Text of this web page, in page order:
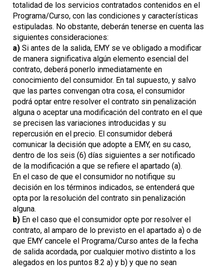
totalidad de los servicios contratados contenidos en el
Programa/Curso, con las condiciones y características
estipuladas. No obstante, deberán tenerse en cuenta las
siguientes consideraciones:
a)Si antes de la salida, EMY se ve obligado a modificar
de manera significativa algún elemento esencial del
contrato, deberá ponerlo inmediatamente en
conocimiento del consumidor. En tal supuesto, y salvo
que las partes convengan otra cosa, el consumidor
podrá optar entre resolver el contrato sin penalización
alguna o aceptar una modificación del contrato en el que
se precisen las variaciones introducidas y su
repercusión en el precio. El consumidor deberá
comunicar la decisión que adopte a EMY, en su caso,
dentro de los seis (6) días siguientes a ser notificado
de la modificación a que se refiere el apartado (a).
En el caso de que el consumidor no notifique su
decisión en los términos indicados, se entenderá que
opta por la resolución del contrato sin penalización
alguna.
b) En el caso que el consumidor opte por resolver el
contrato, al amparo de lo previsto en el apartado a) o de
que EMY cancele el Programa/Curso antes de la fecha
de salida acordada, por cualquier motivo distinto a los
alegados en los puntos 8.2 a) y b) y que no sean